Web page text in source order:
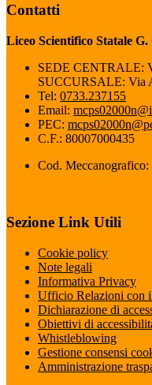
Contatti
Liceo Scientifico Statale
SEDE CENTRALE:
SUCCURSALE: Via
Tel: 0733.237155
Email:
PEC:
C.F.: 80007000435
Cod.
Sezione Link Utili
Cookie policy
Note legali
Informativa Privacy
Ufficio Relazioni con
Dichiarazione di
Obiettivi di
Whistleblowing
Gestione consensi
Amministrazione